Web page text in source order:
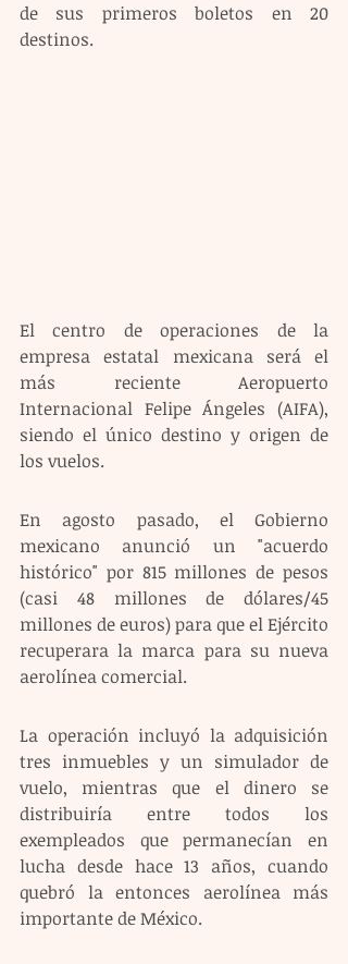
de sus primeros boletos en 20
destinos.
El centro de operaciones de la
empresa estatal mexicana será el
más reciente Aeropuerto
Internacional Felipe Ángeles (AIFA),
siendo el único destino y origen de
los vuelos.
En agosto pasado, el Gobierno
mexicano anunció un "acuerdo
histórico" por 815 millones de pesos
(casi 48 millones de dólares/45
millones de euros) para que el Ejército
recuperara la marca para su nueva
aerolínea comercial.
La operación incluyó la adquisición
tres inmuebles y un simulador de
vuelo, mientras que el dinero se
distribuiría entre todos los
exempleados que permanecían en
lucha desde hace 13 años, cuando
quebró la entonces aerolínea más
importante de México.